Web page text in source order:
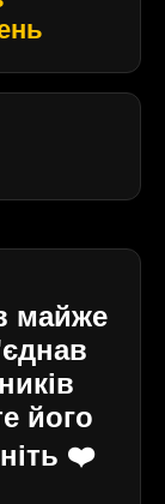
майже
його
❤️